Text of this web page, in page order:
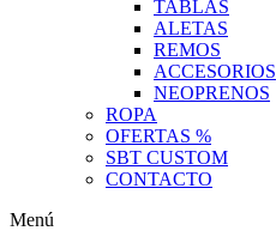
TABLAS
ALETAS
REMOS
ACCESORIOS
NEOPRENOS
ROPA
OFERTAS %
SBT CUSTOM
CONTACTO
Menú